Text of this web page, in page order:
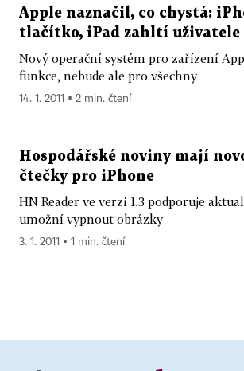
Apple naznačil, co chystá:
tlačítko, iPad zahltí uživatele
Nový operační systém pro zařízení
funkce, nebude ale pro všechny
14. 1. 2011 ▪ 2 min. čtení
Hospodářské noviny mají
čtečky pro iPhone
HN Reader ve verzi 1.3 podporuje
umožní vypnout obrázky
3. 1. 2011 ▪ 1 min. čtení